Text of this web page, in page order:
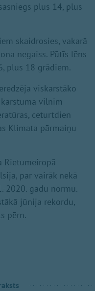
plus 14, plus
skaidrosies, vakarā
negaiss. Pūtīs lēns
plus 18 grādiem.
viskarstāko
vilnim
ceturtdien
Klimata pārmaiņu
Rietumeiropā
par vairāk nekā
2020. gadu normu.
jūnija rekordu,
pērn.